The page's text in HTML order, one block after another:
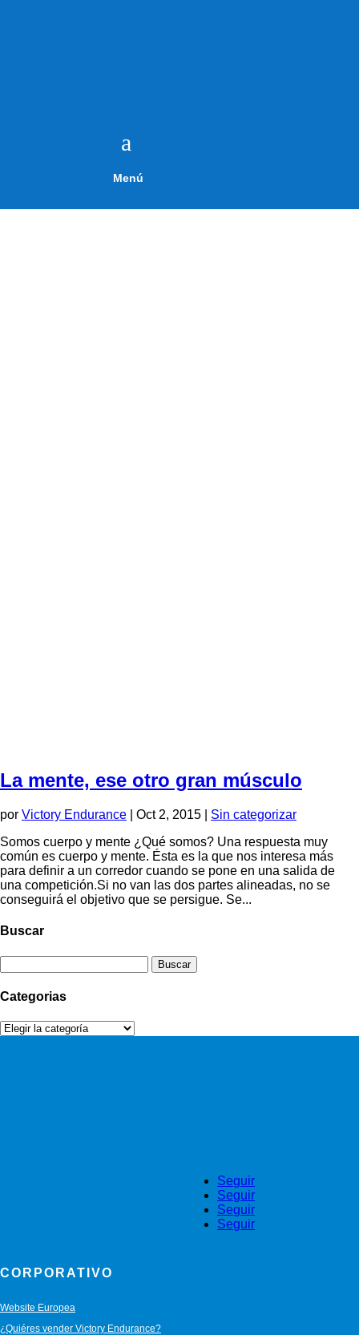
a
Menú
La mente, ese otro gran músculo
por Victory Endurance Oct 2, 2015
Sin categorizar
Somos cuerpo y mente ¿Qué somos? Una respuesta muy
común es cuerpo y mente. Ésta es la que nos interesa más
para definir a un corredor cuando se pone en una salida de
una competición.Si no van las dos partes alineadas, no se
conseguirá el objetivo que se persigue. Se...
Buscar
Categorias
Categorias
Seguir
Seguir
Seguir
Seguir
CORPORATIVO
Website Europea
¿Quiéres vender Victory Endurance?